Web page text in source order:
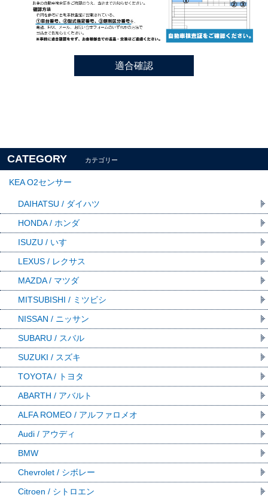
適合確認
CATEGORY カテゴリー
KEA O2センサー
DAIHATSU / ダイハツ
HONDA / ホンダ
ISUZU / いすゞ
LEXUS / レクサス
MAZDA / マツダ
MITSUBISHI / ミツビシ
NISSAN / ニッサン
SUBARU / スバル
SUZUKI / スズキ
TOYOTA / トヨタ
ABARTH / アバルト
ALFA ROMEO / アルファロメオ
Audi / アウディ
BMW
Chevrolet / シボレー
Citroen / シトロエン